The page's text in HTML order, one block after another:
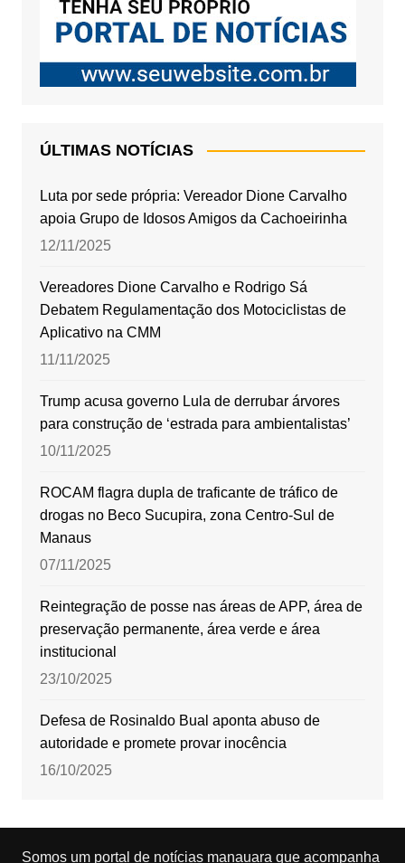
ÚLTIMAS NOTÍCIAS
Luta por sede própria: Vereador Dione Carvalho
apoia Grupo de Idosos Amigos da Cachoeirinha
12/11/2025
Vereadores Dione Carvalho e Rodrigo Sá
Debatem Regulamentação dos Motociclistas de
Aplicativo na CMM
11/11/2025
Trump acusa governo Lula de derrubar árvores
para construção de ‘estrada para ambientalistas’
10/11/2025
ROCAM flagra dupla de traficante de tráfico de
drogas no Beco Sucupira, zona Centro-Sul de
Manaus
07/11/2025
Reintegração de posse nas áreas de APP, área de
preservação permanente, área verde e área
institucional
23/10/2025
Defesa de Rosinaldo Bual aponta abuso de
autoridade e promete provar inocência
16/10/2025
Somos um portal de notícias manauara que acompanha